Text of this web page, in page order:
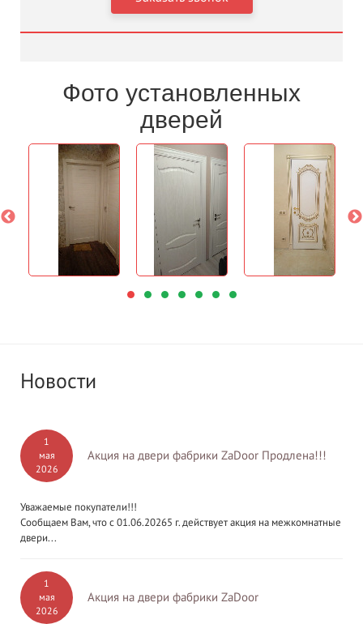
Фото установленных
дверей
Новости
1
мая
2026
Акция на двери фабрики ZaDoor Продлена!!!
Уважаемые покупатели!!!
Сообщаем Вам, что с 01.06.20265 г. действует акция на межкомнатные
двери...
1
мая
2026
Акция на двери фабрики ZaDoor